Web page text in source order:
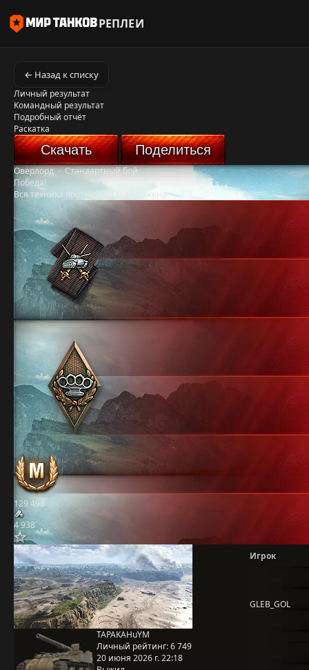
РЕПЛЕИ
← Назад к списку
Личный результат
Командный результат
Подробный отчёт
Раскатка
Скачать Поделиться
Оверлорд-Стандартный бой
Победа!
Вся техника противника уничтожена
129 498
4 938
TAPAKAHuYM
Личный рейтинг:6 749
20 июня 2026 г. 22:18
Игрок
GLEB_GOL